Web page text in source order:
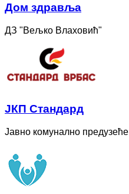
Дом здравља
ДЗ "Вељко Влаховић"
ЈКП Стандард
Јавно комунално предузеће